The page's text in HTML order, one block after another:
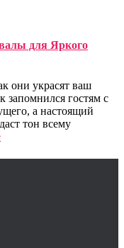
для Яркого
они украсят ваш
запомнился гостям с
а настоящий
тон всему